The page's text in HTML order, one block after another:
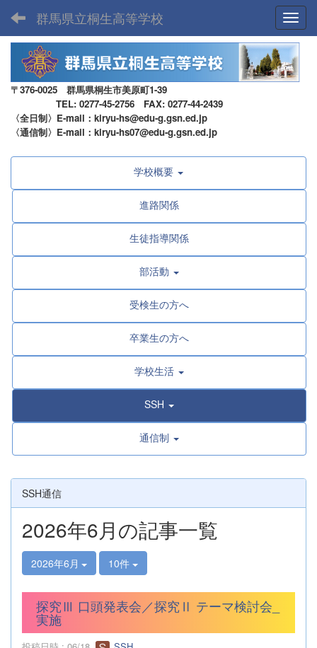
群馬県立桐生高等学校
〒376-0025 群馬県桐生市美原町1-39
TEL: 0277-45-2756 FAX: 0277-44-2439
〈全日制〉E-mail：kiryu-hs@edu-g.gsn.ed.jp
〈通信制〉E-mail：kiryu-hs07@edu-g.gsn.ed.jp
学校概要
進路関係
生徒指導関係
部活動
受検生の方へ
卒業生の方へ
学校生活
SSH
通信制
SSH通信
2026年6月の記事一覧
2026年6月 10件
探究Ⅲ 口頭発表会／探究Ⅱ テーマ検討会_
実施